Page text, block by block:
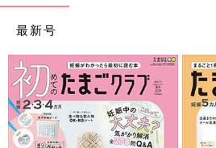
る程度の隙間があるため、ベッドの中
がこもりにくく、長い時間眠る時にも
あなたはどのタイプ？大人の睡眠
選び方
プレイヤードに豊富な種類があるよう
最新号